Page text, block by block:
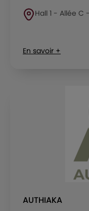
Hall 1 - Allée C
En savoir +
AUTHIAKA